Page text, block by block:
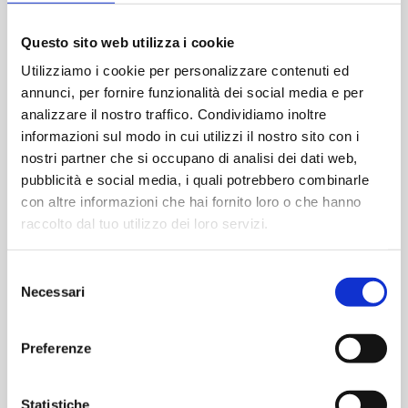
Questo sito web utilizza i cookie
Utilizziamo i cookie per personalizzare contenuti ed
annunci, per fornire funzionalità dei social media e per
analizzare il nostro traffico. Condividiamo inoltre
informazioni sul modo in cui utilizzi il nostro sito con i
nostri partner che si occupano di analisi dei dati web,
pubblicità e social media, i quali potrebbero combinarle
con altre informazioni che hai fornito loro o che hanno
raccolto dal tuo utilizzo dei loro servizi.
delNecessari
Preferenze
Statistiche
OPTIONAL
Serratura meccanica a 5 punti di chiusura
Serratura meccanica autobloccante a 3 punti di
chiusura
Serratura meccanica autobloccante a 5 punti di
chiusura
Serratura motorizzata a 3 punti di chiusura
Serratura da blindato